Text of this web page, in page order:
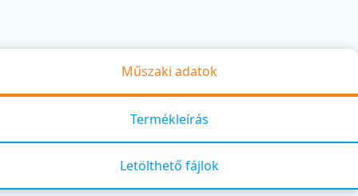
Műszaki adatok
Termékleírás
Letölthető fájlok